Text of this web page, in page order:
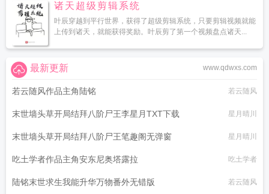
诸天超级剪辑系统
叶辰穿越到平行世界，获得了超级剪辑系统，只要剪辑视频就能
上传到诸天，就能获得奖励。叶辰剪了第一个视频盘点诸天...
www.qdwxs.com
最新更新
若云随风作品主角陆铭 若云随风
末世墙头草开局结拜八阶尸王李星月TXT下载 星月晴川
末世墙头草开局结拜八阶尸王笔趣阁无弹窗 星月晴川
吃土学者作品主角安东尼奥塔露拉 吃土学者
陆铭末世求生我能升华万物番外无错版 若云随风